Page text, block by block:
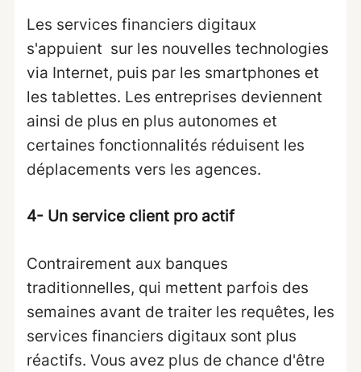
Les services financiers digitaux
s'appuient sur les nouvelles technologies
via Internet, puis par les smartphones et
les tablettes. Les entreprises deviennent
ainsi de plus en plus autonomes et
certaines fonctionnalités réduisent les
déplacements vers les agences.
4- Un service client pro actif
Contrairement aux banques
traditionnelles, qui mettent parfois des
semaines avant de traiter les requêtes, les
services financiers digitaux sont plus
réactifs. Vous avez plus de chance d'être